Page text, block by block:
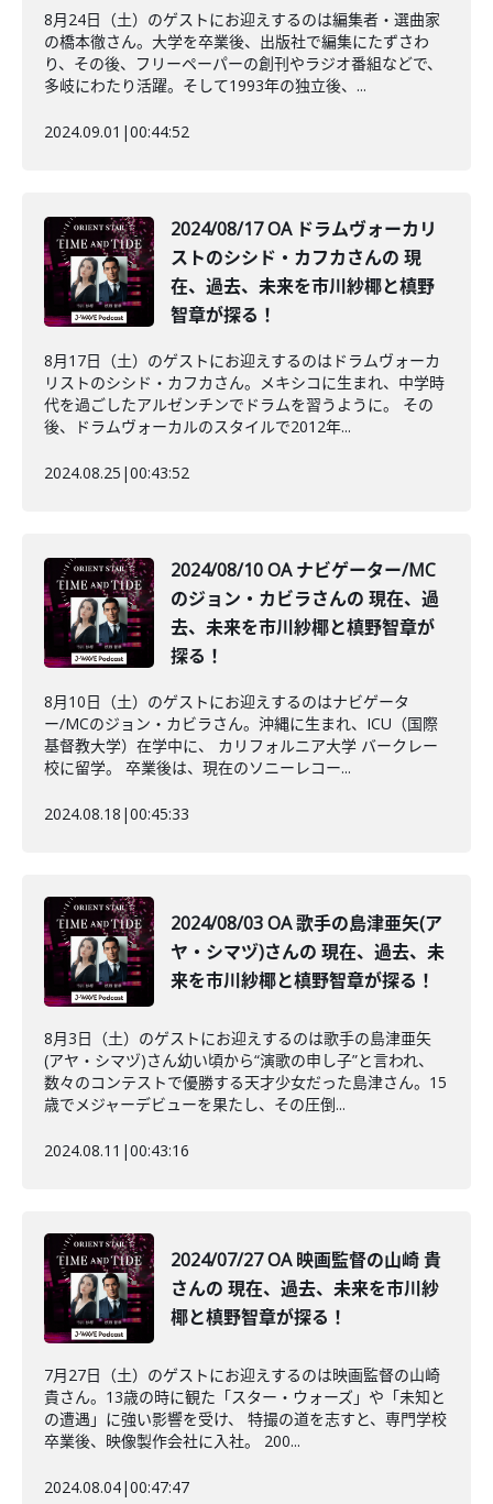
8月24日（土）のゲストにお迎えするのは編集者・選曲家
の橋本徹さん。大学を卒業後、出版社で編集にたずさわ
り、その後、フリーペーパーの創刊やラジオ番組などで、
多岐にわたり活躍。そして1993年の独立後、...
2024.09.01 |00:44:52
2024/08/17 OA ドラムヴォーカリ
ストのシシド・カフカさんの 現
在、過去、未来を市川紗椰と槙野
智章が探る！
8月17日（土）のゲストにお迎えするのはドラムヴォーカ
リストのシシド・カフカさん。メキシコに生まれ、中学時
代を過ごしたアルゼンチンでドラムを習うように。 その
後、ドラムヴォーカルのスタイルで2012年...
2024.08.25 |00:43:52
2024/08/10 OA ナビゲーター/MC
のジョン・カビラさんの 現在、過
去、未来を市川紗椰と槙野智章が
探る！
8月10日（土）のゲストにお迎えするのはナビゲータ
ー/MCのジョン・カビラさん。沖縄に生まれ、ICU（国際
基督教大学）在学中に、 カリフォルニア大学 バークレー
校に留学。 卒業後は、現在のソニーレコー...
2024.08.18 |00:45:33
2024/08/03 OA 歌手の島津亜矢(ア
ヤ・シマヅ)さんの 現在、過去、未
来を市川紗椰と槙野智章が探る！
8月3日（土）のゲストにお迎えするのは歌手の島津亜矢
(アヤ・シマヅ)さん幼い頃から“演歌の申し子”と言われ、
数々のコンテストで優勝する天才少女だった島津さん。15
歳でメジャーデビューを果たし、その圧倒...
2024.08.11 |00:43:16
2024/07/27 OA 映画監督の山崎 貴
さんの 現在、過去、未来を市川紗
椰と槙野智章が探る！
7月27日（土）のゲストにお迎えするのは映画監督の山崎
貴さん。13歳の時に観た「スター・ウォーズ」や「未知と
の遭遇」に強い影響を受け、 特撮の道を志すと、専門学校
卒業後、映像製作会社に入社。 200...
2024.08.04|00:47:47